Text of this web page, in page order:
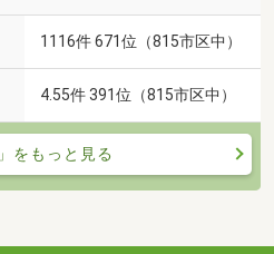
1116件 671位（815市区中）
4.55件 391位（815市区中）
」をもっと見る